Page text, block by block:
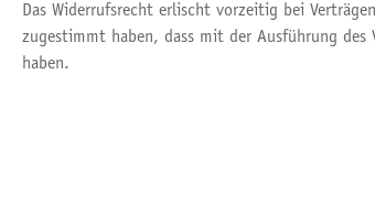
Das Widerrufsrecht erlischt vorzeitig bei
zugestimmt haben, dass mit der Ausführung
haben.